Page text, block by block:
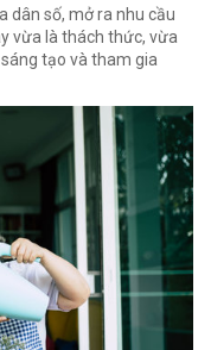
dân số, mở ra nhu cầu
vừa là thách thức, vừa
tạo và tham gia